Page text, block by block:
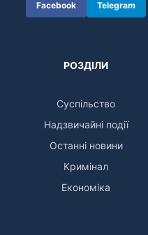
Facebook Telegram
РОЗДІЛИ
Суспільство
Надзвичайні події
Останні новини
Кримінал
Економіка